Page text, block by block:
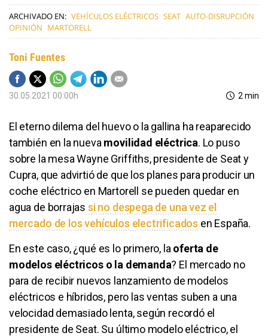
ARCHIVADO EN: VEHÍCULOS ELÉCTRICOS SEAT AUTO-DISRUPCIÓN
OPINIÓN MARTORELL
Toni Fuentes
30.05.2021 00:00h 2 min
El eterno dilema del huevo o la gallina ha reaparecido
también en la nueva movilidad eléctrica. Lo puso
sobre la mesa Wayne Griffiths, presidente de Seat y
Cupra, que advirtió de que los planes para producir un
coche eléctrico en Martorell se pueden quedar en
agua de borrajas si no despega de una vez el
mercado de los vehículos electrificados en España.
En este caso, ¿qué es lo primero, la oferta de
modelos eléctricos o la demanda? El mercado no
para de recibir nuevos lanzamiento de modelos
eléctricos e híbridos, pero las ventas suben a una
velocidad demasiado lenta, según recordó el
presidente de Seat. Su último modelo eléctrico, el